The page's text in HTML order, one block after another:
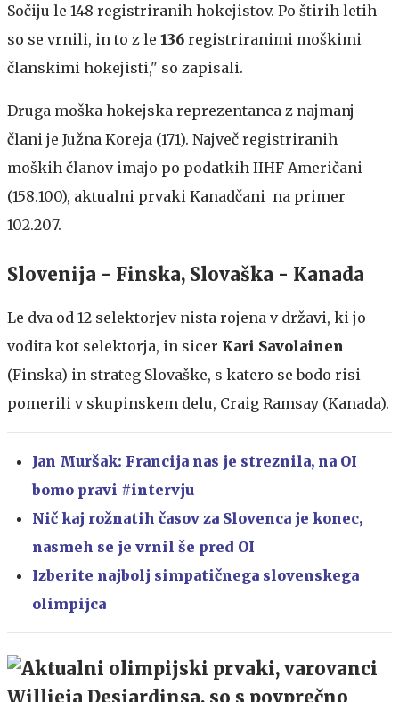
Sočiju le 148 registriranih hokejistov. Po štirih letih
so se vrnili, in to z le 136 registriranimi moškimi
članskimi hokejisti," so zapisali.
Druga moška hokejska reprezentanca z najmanj
člani je Južna Koreja (171). Največ registriranih
moških članov imajo po podatkih IIHF Američani
(158.100), aktualni prvaki Kanadčani na primer
102.207.
Slovenija - Finska, Slovaška - Kanada
Le dva od 12 selektorjev nista rojena v državi, ki jo
vodita kot selektorja, in sicer Kari Savolainen
(Finska) in strateg Slovaške, s katero se bodo risi
pomerili v skupinskem delu, Craig Ramsay (Kanada).
Jan Muršak: Francija nas je streznila, na OI
bomo pravi #intervju
Nič kaj rožnatih časov za Slovenca je konec,
nasmeh se je vrnil še pred OI
Izberite najbolj simpatičnega slovenskega
olimpijca